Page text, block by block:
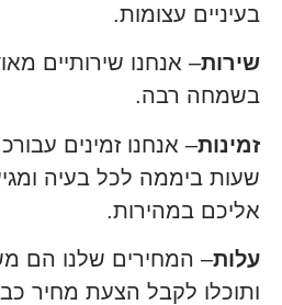
בעיניים עצומות.
שירות– אנחנו שירותיים
בשמחה רבה.
זמינות
שעות ביממה לכל בעיה
אליכם במהירות.
עלות– המחירים שלנו הם
ותוכלו לקבל הצעת מחיר